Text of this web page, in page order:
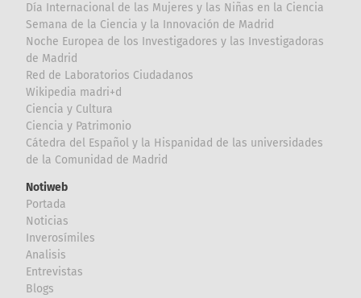
Día Internacional de las Mujeres y las Niñas en la Ciencia
Semana de la Ciencia y la Innovación de Madrid
Noche Europea de los Investigadores y las Investigadoras
de Madrid
Red de Laboratorios Ciudadanos
Wikipedia madri+d
Ciencia y Cultura
Ciencia y Patrimonio
Cátedra del Español y la Hispanidad de las universidades
de la Comunidad de Madrid
Notiweb
Portada
Noticias
Inverosímiles
Analisis
Entrevistas
Blogs